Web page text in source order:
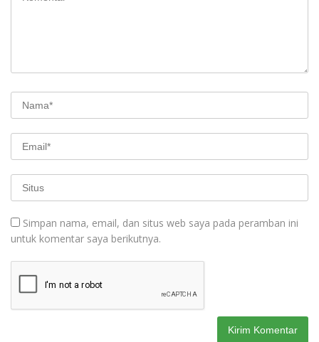
Simpan nama, email, dan situs web saya pada peramban ini
untuk komentar saya berikutnya.